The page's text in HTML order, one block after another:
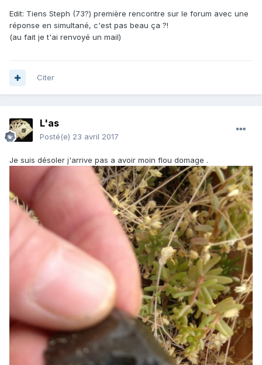
Edit: Tiens Steph (73?) première rencontre sur le forum avec une
réponse en simultané, c'est pas beau ça ?!
(au fait je t'ai renvoyé un mail)
Citer
L'as
Posté(e) 23 avril 2017
Je suis désoler j'arrive pas a avoir moin flou domage .